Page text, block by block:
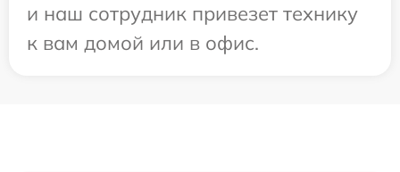
и наш сотрудник привезет технику
к вам домой или в офис.